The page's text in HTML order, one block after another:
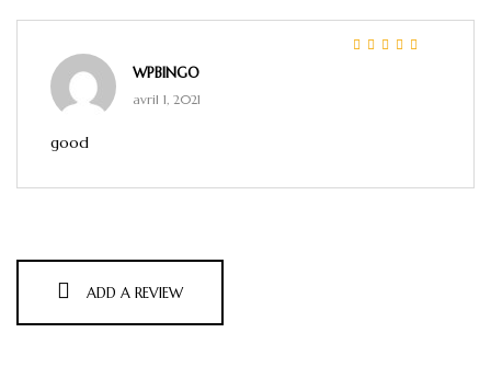
WPBINGO
avril 1, 2021
good
ADD A REVIEW